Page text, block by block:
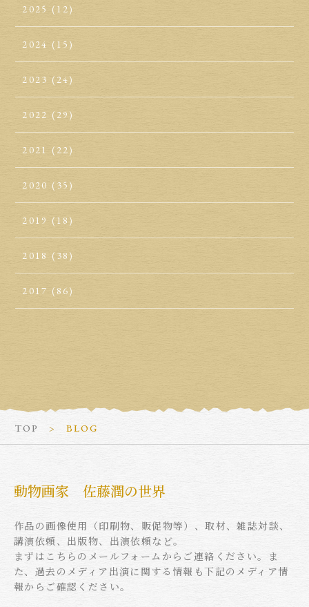
2025 (12)
2024 (15)
2023 (24)
2022 (29)
2021 (22)
2020 (35)
2019 (18)
2018 (38)
2017 (86)
TOP BLOG
動物画家 佐藤潤の世界
作品の画像使用（印刷物、販促物等）、取材、雑誌対談、
講演依頼、出版物、出演依頼など。
まずはこちらのメールフォームからご連絡ください。ま
た、過去のメディア出演に関する情報も下記のメディア情
報からご確認ください。